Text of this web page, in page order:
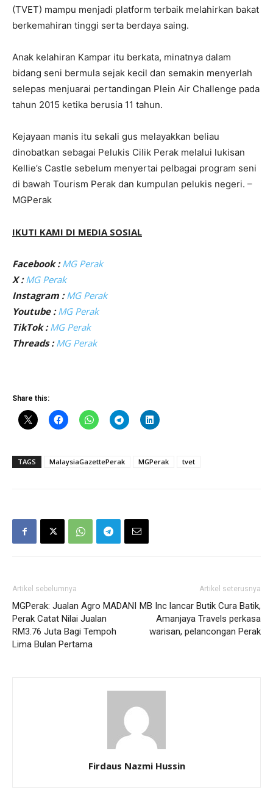
(TVET) mampu menjadi platform terbaik melahirkan bakat
berkemahiran tinggi serta berdaya saing.
Anak kelahiran Kampar itu berkata, minatnya dalam
bidang seni bermula sejak kecil dan semakin menyerlah
selepas menjuarai pertandingan Plein Air Challenge pada
tahun 2015 ketika berusia 11 tahun.
Kejayaan manis itu sekali gus melayakkan beliau
dinobatkan sebagai Pelukis Cilik Perak melalui lukisan
Kellie’s Castle sebelum menyertai pelbagai program seni
di bawah Tourism Perak dan kumpulan pelukis negeri. –
MGPerak
IKUTI KAMI DI MEDIA SOSIAL
Facebook : MG Perak
X : MG Perak
Instagram : MG Perak
Youtube : MG Perak
TikTok : MG Perak
Threads : MG Perak
Share this:
TAGS MalaysiaGazettePerak MGPerak tvet
Artikel sebelumnya
MGPerak: Jualan Agro MADANI
Perak Catat Nilai Jualan
RM3.76 Juta Bagi Tempoh
Lima Bulan Pertama
Artikel seterusnya
MB Inc lancar Butik Cura Batik,
Amanjaya Travels perkasa
warisan, pelancongan Perak
Firdaus Nazmi Hussin